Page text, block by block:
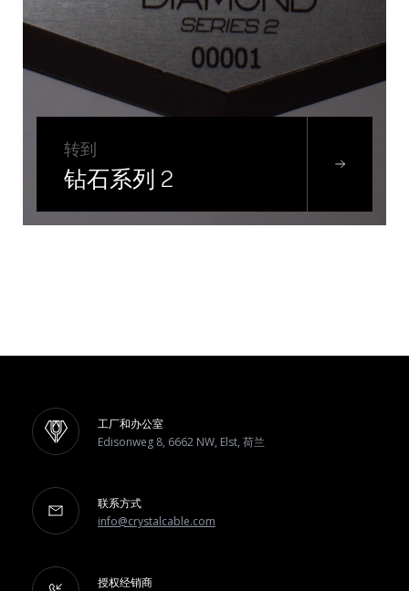
转到
钻石系列 2
工厂和办公室
Edisonweg 8, 6662 NW, Elst, 荷兰
联系方式
info@crystalcable.com
授权经销商